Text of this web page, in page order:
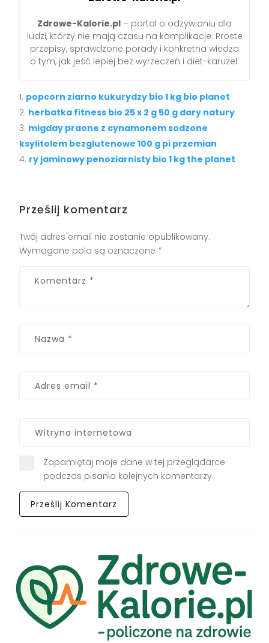
Zdrowe-Kalorie.pl – portal o odżywianiu dla
ludzi, którzy nie mają czasu na komplikacje. Proste
przepisy, sprawdzone porady i konkretna wiedza
o tym, jak jeść lepiej bez wyrzeczeń i diet-karuzel.
popcorn ziarno kukurydzy bio 1 kg bio planet
herbatka fitness bio 25 x 2 g 50 g dary natury
migday praone z cynamonem sodzone
ksylitolem bezglutenowe 100 g pi przemian
ry jaminowy penoziarnisty bio 1 kg the planet
Prześlij komentarz
Twój adres email nie zostanie opublikowany.
Wymagane pola są oznaczone *
Zapamiętaj moje dane w tej przeglądarce
podczas pisania kolejnych komentarzy.